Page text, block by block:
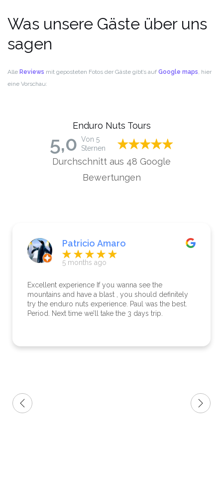
Was unsere Gäste über uns
sagen
Alle Reviews mit geposteten Fotos der Gäste gibt’s auf Google maps, hier
eine Vorschau:
Enduro Nuts Tours
5,0 Von 5
Sternen
Durchschnitt aus 48 Google
Bewertungen
Patricio Amaro
5 months ago
Excellent experience If you wanna see the
mountains and have a blast , you should definitely
try the enduro nuts experience. Paul was the best.
Period. Next time we’ll take the 3 days trip.